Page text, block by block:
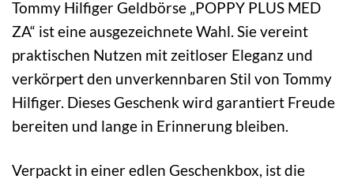
Tommy Hilfiger Geldbörse „POPPY PLUS MED
ZA“ ist eine ausgezeichnete Wahl. Sie vereint
praktischen Nutzen mit zeitloser Eleganz und
verkörpert den unverkennbaren Stil von Tommy
Hilfiger. Dieses Geschenk wird garantiert Freude
bereiten und lange in Erinnerung bleiben.
Verpackt in einer edlen Geschenkbox, ist die